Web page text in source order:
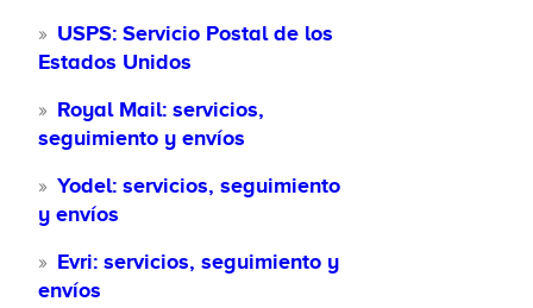
USPS: Servicio Postal de los
Estados Unidos
Royal Mail: servicios,
seguimiento y envíos
Yodel: servicios, seguimiento
y envíos
Evri: servicios, seguimiento y
envíos